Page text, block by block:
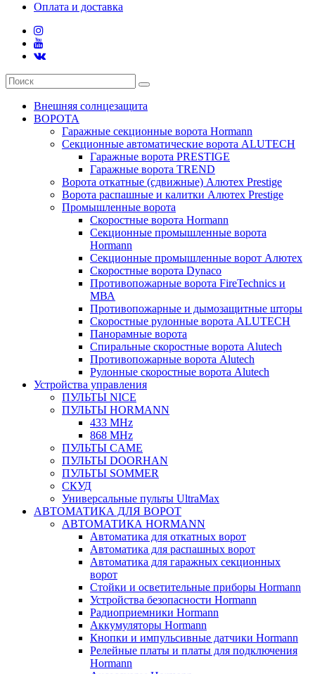
Оплата и доставка
Внешняя солнцезащита
ВОРОТА
Гаражные секционные ворота Hormann
Секционные автоматические ворота ALUTECH
Гаражные ворота PRESTIGE
Гаражные ворота TREND
Ворота откатные (сдвижные) Алютех Prestige
Ворота распашные и калитки Алютех Prestige
Промышленные ворота
Скоростные ворота Hormann
Секционные промышленные ворота
Hormann
Секционные промышленные ворот Алютех
Скоростные ворота Dynaco
Противопожарные ворота FireTechnics и
МВА
Противопожарные и дымозащитные шторы
Скоростные рулонные ворота ALUTECH
Панорамные ворота
Спиральные скоростные ворота Alutech
Противопожарные ворота Alutech
Рулонные скоростные ворота Alutech
Устройства управления
ПУЛЬТЫ NICE
ПУЛЬТЫ HORMANN
433 MHz
868 MHz
ПУЛЬТЫ CAME
ПУЛЬТЫ DOORHAN
ПУЛЬТЫ SOMMER
СКУД
Универсальные пульты UltraMax
АВТОМАТИКА ДЛЯ ВОРОТ
АВТОМАТИКА HORMANN
Автоматика для откатных ворот
Автоматика для распашных ворот
Автоматика для гаражных секционных
ворот
Стойки и осветительные приборы Hormann
Устройства безопасности Hormann
Радиоприемники Hormann
Аккумуляторы Hormann
Кнопки и импульсивные датчики Hormann
Релейные платы и платы для подключения
Hormann